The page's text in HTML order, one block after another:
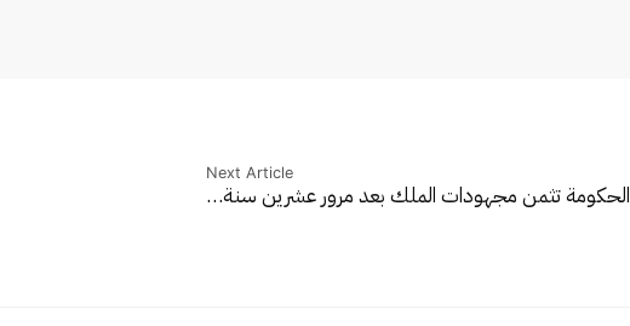
Next Article
الحكومة تثمن مجهودات الملك بعد مرور عشرين سنة…